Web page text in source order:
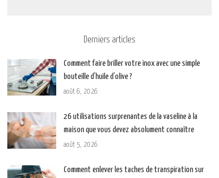
Derniers articles
Comment faire briller votre inox avec une simple
bouteille d’huile d’olive ?
août 6, 2026
26 utilisations surprenantes de la vaseline à la
maison que vous devez absolument connaître
août 5, 2026
Comment enlever les taches de transpiration sur